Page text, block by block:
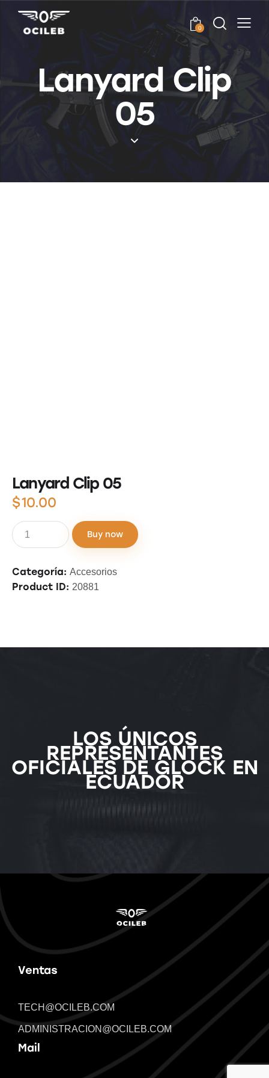
0
Lanyard Clip
05
Lanyard Clip 05
$10.00
Buy now
Categoría: Accesorios
Product ID: 20881
LOS ÚNICOS
REPRESENTANTES
OFICIALES DE GLOCK EN
ECUADOR
Ventas
TECH@OCILEB.COM
ADMINISTRACION@OCILEB.COM
Mail